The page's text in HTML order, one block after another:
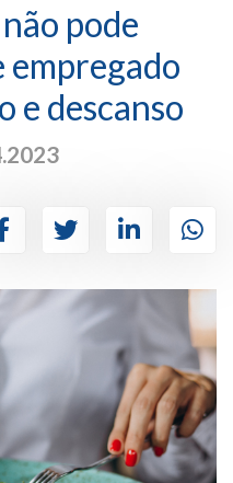
pode
empregado
e descanso